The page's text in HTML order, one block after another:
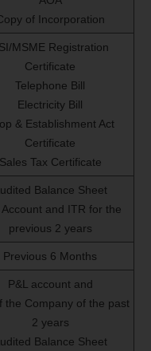
of Incorporation
MSME Registration
Certificate
Telephone Bill
Electricity Bill
& Establishment Act
Certificate
Sales Tax Certificate
Balance Sheet
Account and ITR for the
previous 2 years
Previous 6 Months
P&L account and
the Company of the past
2 years
Balance Sheet